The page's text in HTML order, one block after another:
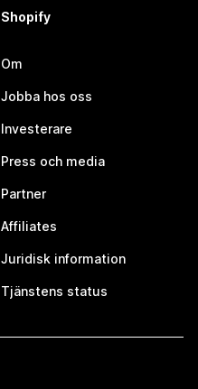
Shopify
Om
Jobba hos oss
Investerare
Press och media
Partner
Affiliates
Juridisk information
Tjänstens status